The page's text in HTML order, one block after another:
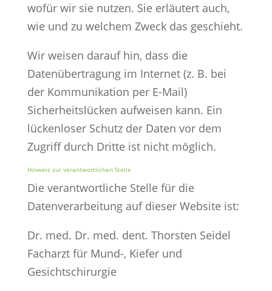
wofür wir sie nutzen. Sie erläutert auch,
wie und zu welchem Zweck das geschieht.
Wir weisen darauf hin, dass die
Datenübertragung im Internet (z. B. bei
der Kommunikation per E-Mail)
Sicherheitslücken aufweisen kann. Ein
lückenloser Schutz der Daten vor dem
Zugriff durch Dritte ist nicht möglich.
Hinweis zur verantwortlichen Stelle
Die verantwortliche Stelle für die
Datenverarbeitung auf dieser Website ist:
Dr. med. Dr. med. dent. Thorsten Seidel
Facharzt für Mund-, Kiefer und
Gesichtschirurgie